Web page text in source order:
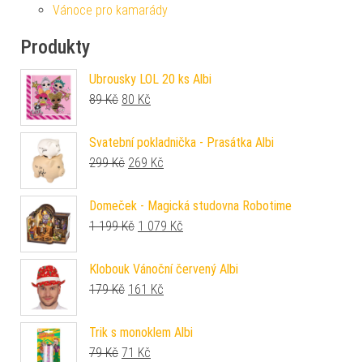
Vánoce pro kamarády
Produkty
Ubrousky LOL 20 ks Albi
89Kč Původní cena byla: 89 Kč.
80 Kč
Svatební pokladnička - Prasátka Albi
299Kč Původní cena byla: 299 Kč.
269 Kč
Domeček - Magická studovna Robotime
1 199Kč Původní cena byla: 1 199 Kč.
1 079 Kč
Klobouk Vánoční červený Albi
179Kč Původní cena byla: 179 Kč.
161 Kč
Trik s monoklem Albi
79Kč Původní cena byla: 79 Kč.
71 Kč